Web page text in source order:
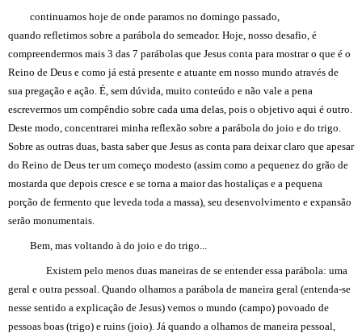
continuamos hoje de onde paramos no domingo passado,
quando refletimos sobre a parábola do semeador. Hoje, nosso desafio, é
compreendermos mais 3 das 7 parábolas que Jesus conta para mostrar o que é o
Reino de Deus e como já está presente e atuante em nosso mundo através de
sua pregação e ação. É, sem dúvida, muito conteúdo e não vale a pena
escrevermos um compêndio sobre cada uma delas, pois o objetivo aqui é outro.
Deste modo, concentrarei minha reflexão sobre a parábola do joio e do trigo.
Sobre as outras duas, basta saber que Jesus as conta para deixar claro que apesar
do Reino de Deus ter um começo modesto (assim como a pequenez do grão de
mostarda que depois cresce e se torna a maior das hostaliças e a pequena
porção de fermento que leveda toda a massa), seu desenvolvimento e expansão
serão monumentais.
Bem, mas voltando à do joio e do trigo...
Existem pelo menos duas maneiras de se entender essa parábola: uma
geral e outra pessoal. Quando olhamos a parábola de maneira geral (entenda-se
nesse sentido a explicação de Jesus) vemos o mundo (campo) povoado de
pessoas boas (trigo) e ruins (joio). Já quando a olhamos de maneira pessoal,